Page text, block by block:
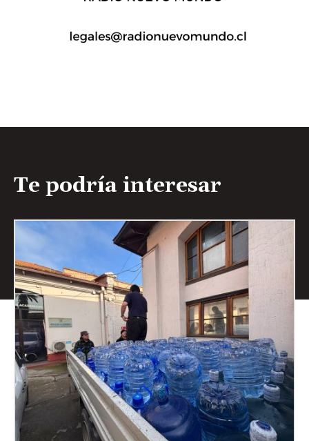
Te podría interesar